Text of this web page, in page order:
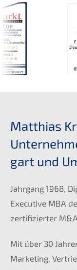
Matthi­as
gart und
Jahrgang 1968,
Execu­ti­ve MBA
zerti­fi­zier­ter M&
Mit über 30
Marke­ting,